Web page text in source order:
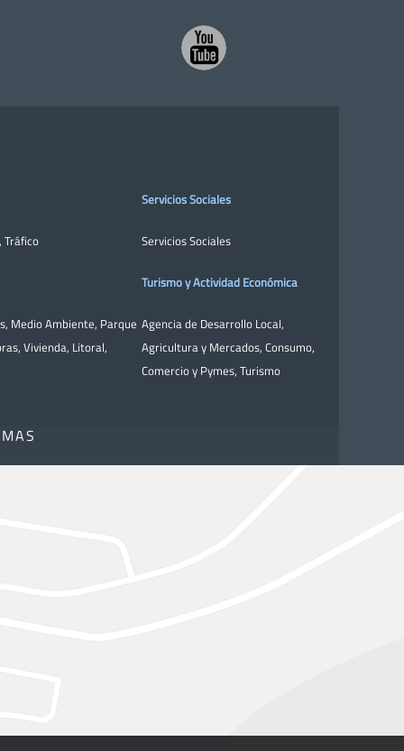
, Tráfico
, Medio Ambiente, Parque
, Vivienda, Litoral,
Servicios Sociales
Servicios Sociales
Turismo y Actividad Económica
Agencia de Desarrollo Local,
Agricultura y Mercados, Consumo,
Comercio y Pymes, Turismo